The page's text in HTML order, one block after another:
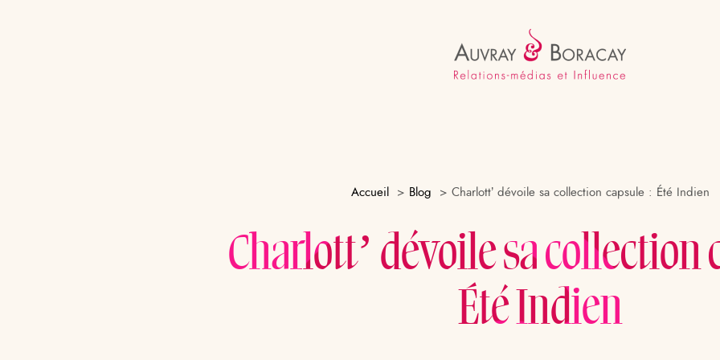
Accueil Blog Charlott’ dévoile sa collection capsule : Été Indien
Charlott’ dévoile sa collection
Été Indien